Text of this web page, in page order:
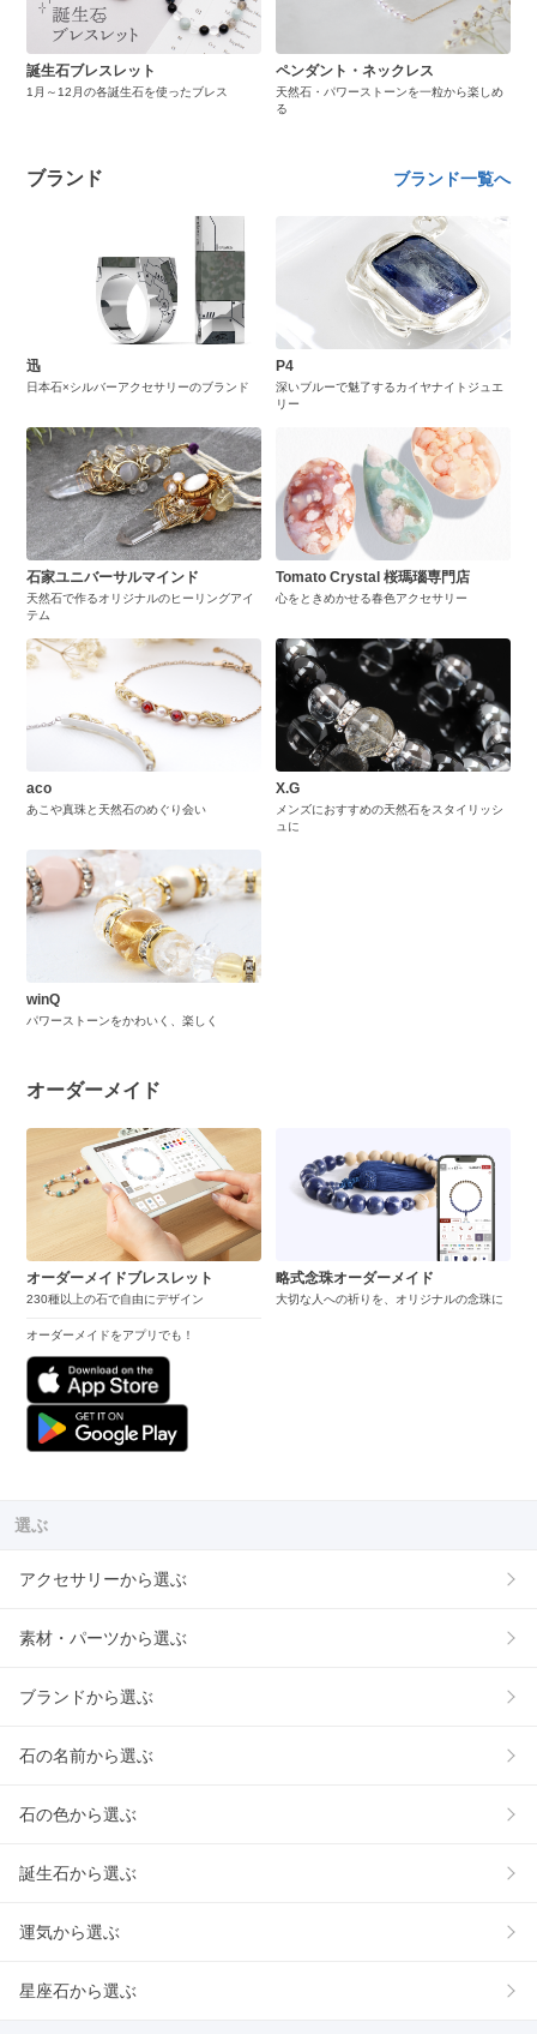
誕生石ブレスレット
1月～12月の各誕生石を使ったブレス
ペンダント・ネックレス
天然石・パワーストーンを一粒から楽しめ
る
ブランド ブランド一覧へ
迅
日本石×シルバーアクセサリーのブランド
P4
深いブルーで魅了するカイヤナイトジュエ
リー
石家ユニバーサルマインド
天然石で作るオリジナルのヒーリングアイ
テム
Tomato Crystal 桜瑪瑙専門店
心をときめかせる春色アクセサリー
aco
あこや真珠と天然石のめぐり会い
X.G
メンズにおすすめの天然石をスタイリッシ
ュに
winQ
パワーストーンをかわいく、楽しく
オーダーメイド
オーダーメイドブレスレット
230種以上の石で自由にデザイン
オーダーメイドをアプリでも！
略式念珠オーダーメイド
大切な人への祈りを、オリジナルの念珠に
選ぶ
アクセサリーから選ぶ
素材・パーツから選ぶ
ブランドから選ぶ
石の名前から選ぶ
石の色から選ぶ
誕生石から選ぶ
運気から選ぶ
星座石から選ぶ